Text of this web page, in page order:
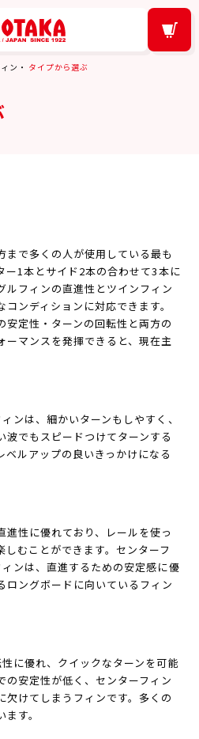
ン タイプから選ぶ
まで多くの人が使用している最も
ー1本とサイド2本の合わせて3本に
ルフィンの直進性とツインフィン
ンディションに対応できます。
安定性・ターンの回転性と両方の
ーマンスを発揮できると、現在主
ンは、細かいターンもしやすく、
でもスピードつけてターンする
ルアップの良いきっかけになる
性に優れており、レールを使っ
むことができます。センターフ
ンは、直進するための安定感に優
ロングボードに向いているフィン
に優れ、クイックなターンを可能
の安定性が低く、センターフィン
欠けてしまうフィンです。多くの
す。